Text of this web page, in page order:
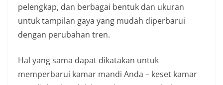
pelengkap, dan berbagai bentuk dan ukuran
untuk tampilan gaya yang mudah diperbarui
dengan perubahan tren.
Hal yang sama dapat dikatakan untuk
memperbarui kamar mandi Anda – keset kamar